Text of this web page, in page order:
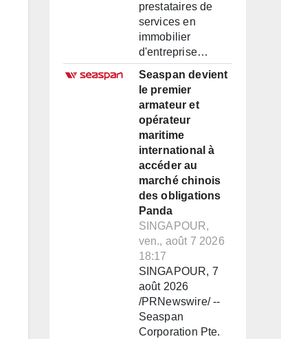
prestataires de
services en
immobilier
d'entreprise…
Seaspan devient
le premier
armateur et
opérateur
maritime
international à
accéder au
marché chinois
des obligations
Panda
SINGAPOUR,
ven., août 7 2026
18:17
SINGAPOUR, 7
août 2026
/PRNewswire/ --
Seaspan
Corporation Pte.